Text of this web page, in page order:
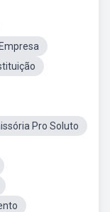
Pro Soluto